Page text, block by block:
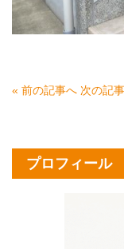
« 前の記事へ 次の記
プロフィール